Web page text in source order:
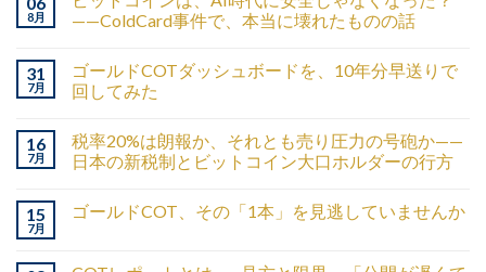
8月
——ColdCard事件で、本当に壊れたものの話
31
7月
ゴールドCOTダッシュボードを、10年分早送りで
回してみた
16
7月
税率20%は朗報か、それとも売り圧力の号砲か——
日本の新税制とビットコイン大口ホルダーの行方
15
7月
ゴールドCOT、その「1本」を見逃していませんか